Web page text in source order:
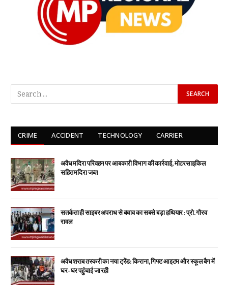
CRIME ACCIDENT TECHNOLOGY CARRIER
अवैध मदिरा परिवहन पर आबकारी विभाग की कार्रवाई, मोटरसाइकिल
सहित मदिरा जब्त
सतर्कता ही साइबर अपराध से बचाव का सबसे बड़ा हथियार : प्रो. गौरव
रावल
अवैध शराब तस्करी का नया ट्रेंड: किराना, गिफ्ट आइटम और स्कूल बैग में
घर-घर पहुंचाई जा रही